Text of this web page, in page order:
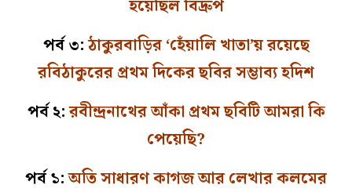
হয়েছিল বিদ্রুপ
পর্ব ৩:ঠাকুরবাড়ির ‘হেঁয়ালি খাতা’য় রয়েছে
রবিঠাকুরের প্রথম দিকের ছবির সম্ভাব্য হদিশ
পর্ব ২:রবীন্দ্রনাথের আঁকা প্রথম ছবিটি আমরা কি
পেয়েছি?
পর্ব ১:অতি সাধারণ কাগজ আর লেখার কলমের